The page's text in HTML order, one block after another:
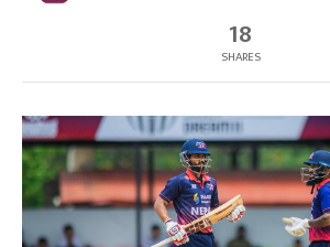
18
SHARES